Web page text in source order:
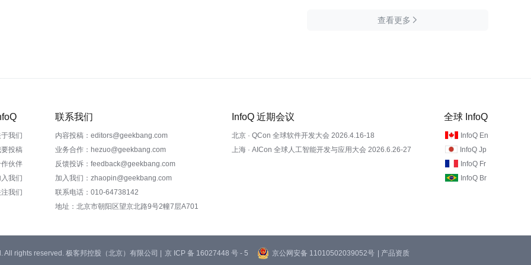
查看更多 
我们
投稿
伙伴
我们
我们
联系我们
内容投稿：editors@geekbang.com
业务合作：hezuo@geekbang.com
反馈投诉：feedback@geekbang.com
加入我们：zhaopin@geekbang.com
联系电话：010-64738142
地址：北京市朝阳区望京北路9号2幢7层A701
InfoQ 近期会议
北京 · QCon 全球软件开发大会 2026.4.16-18
上海 · AICon 全球人工智能开发与应用大会 2026.6.26-27
全球 InfoQ
InfoQ En
InfoQ Jp
InfoQ Fr
InfoQ Br
rights reserved. 极客邦控股（北京）有限公司 | 京 ICP 备 16027448 号 - 5 京公网安备 11010502039052号 | 产品资质